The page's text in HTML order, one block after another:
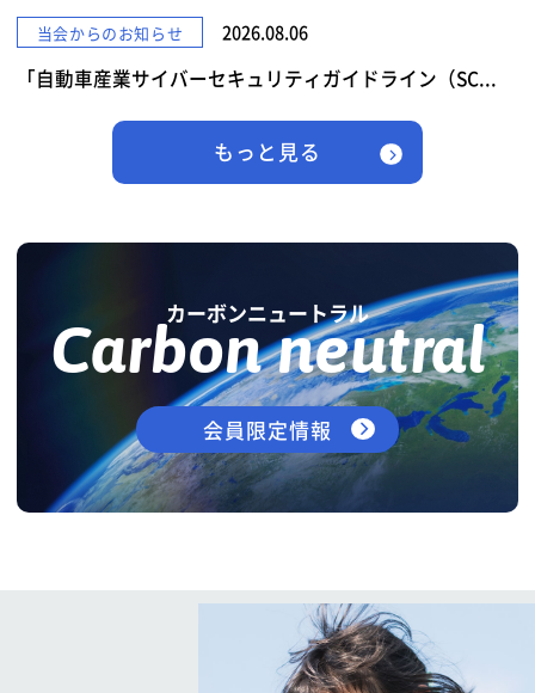
当会からのお知らせ 2026.08.06
「自動車産業サイバーセキュリティガイドライン（SC...
もっと見る
カーボンニュートラル
Carbon neutral
会員限定情報